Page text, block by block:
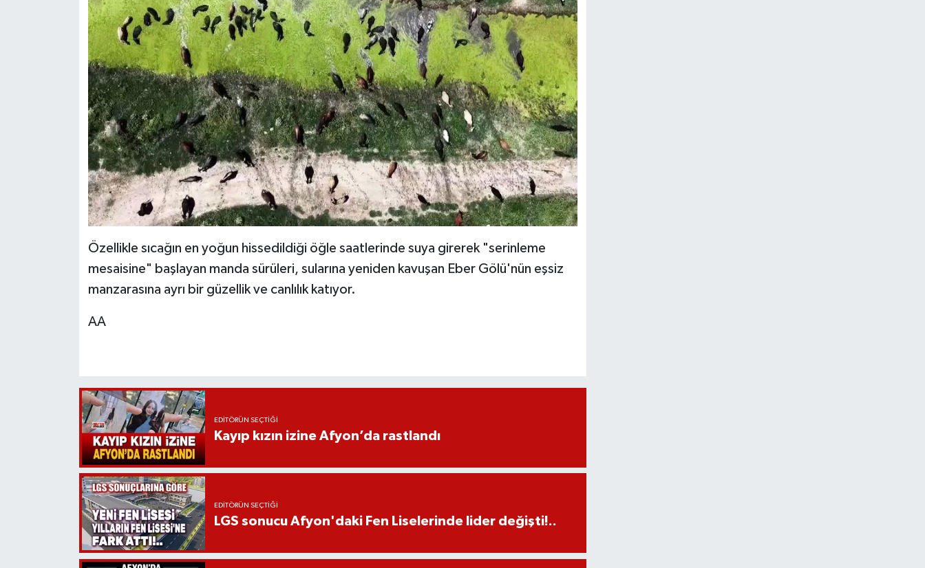
Özellikle sıcağın en yoğun hissedildiği öğle saatlerinde suya girerek "serinleme
mesaisine" başlayan manda sürüleri, sularına yeniden kavuşan Eber Gölü'nün eşsiz
manzarasına ayrı bir güzellik ve canlılık katıyor.
AA
EDITÖRÜN SEÇTIĞI
Kayıp kızın izine Afyon’da rastlandı
EDITÖRÜN SEÇTIĞI
LGS sonucu Afyon'daki Fen Liselerinde lider değişti!..